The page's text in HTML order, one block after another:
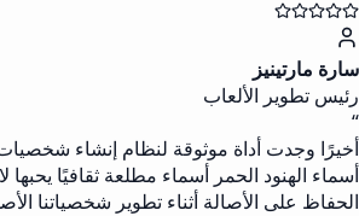
سارة مارتينيز
رئيس تطوير الألعاب
“
أخيرًا وجدت أداة موثوقة لنظام إنشاء شخصيات
أسماء الهنود الحمر أسماء مطلعة ثقافيًا يحبها
الحفاظ على الأصالة أثناء تطوير شخصياتنا